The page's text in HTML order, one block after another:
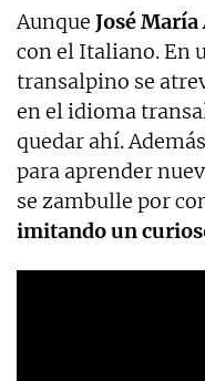
Aunque José
con el Italiano. En
transalpino se
en el idioma
quedar ahí.
para aprender
se zambulle por
imitando un